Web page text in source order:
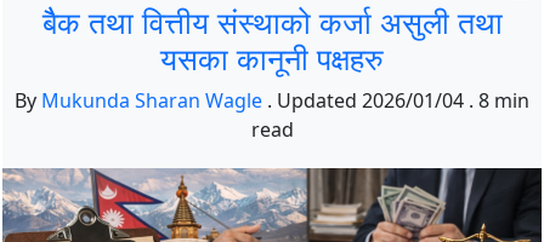
बैैक तथा वित्तीय संस्थाको कर्जा असुली तथा
यसका कानूनी पक्षहरु
By Mukunda Sharan Wagle . Updated 2026/01/04 . 8 min
read